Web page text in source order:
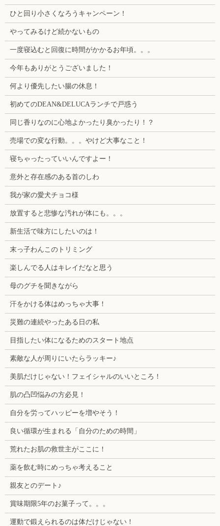
ひと回り小さくなろうキャンペーン！
やってみるけど続かないもの
一度寝込むと回復に時間がかかるお年頃。。。
今年もありがとうございました！
何より優先したい腸の休息！
初めてのDEAN&DELUCAランチで戸惑う
同じ香りなのに心地よかったり臭かったり！？
売場での変な行動。。。やけど大事なこと！
寝ちゃったっていいんですよー！
意外と存在感のある首のしわ
我が家の愛犬チョコ様
放置すると悲惨な汚れが体にも。。。
新生活で味方にしたいのは！
末っ子わんこのトリミング
楽しんでる人はキレイだなと思う
母のグチを聞きながら
汗をかける体はめっちゃ大事！
災難の連続やったある日の私
目指したい体になるためのスタート地点
素敵な人が周りにいたらラッキー♪
美肌だけじゃない！フェイシャルのいいところ！
肌の凸凹悩みの方必見！
自分を労ってハッピーを増やそう！
良い循環が生まれる「自分のための時間」
荒れたお肌の救世主がここに！
薬を飲む時にめっちゃ考えること
親友とのデート♪
賞味期限5年のお菓子って。。。
運動で鍛えられるのは体だけじゃない！